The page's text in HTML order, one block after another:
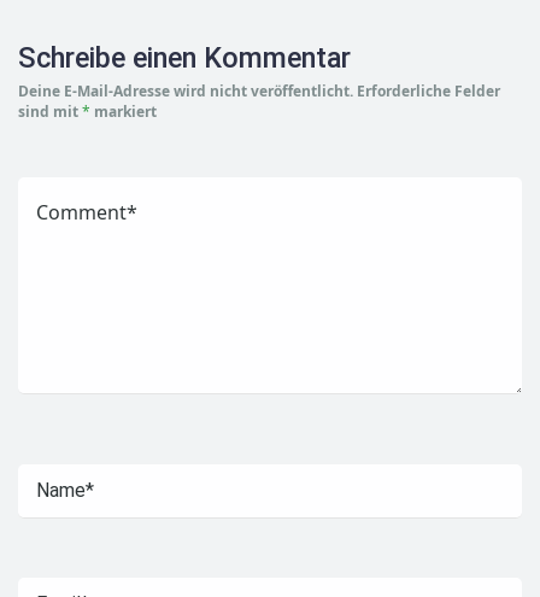
Schreibe einen Kommentar
Deine E-Mail-Adresse wird nicht veröffentlicht. Erforderliche Felder
sind mit* markiert